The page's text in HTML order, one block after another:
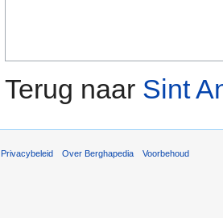
Terug naar Sint
Privacybeleid Over Berghapedia Voorbehoud